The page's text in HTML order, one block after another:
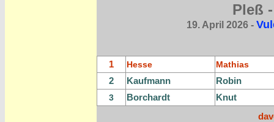
Pleß
19. April 2026 -
1 Hesse Mathias
2 Kaufmann Robin
3 Borchardt
Knut